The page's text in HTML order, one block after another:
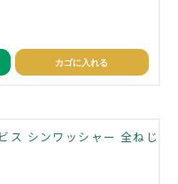
カゴに入れる
ス シンワッシャー 全ねじ